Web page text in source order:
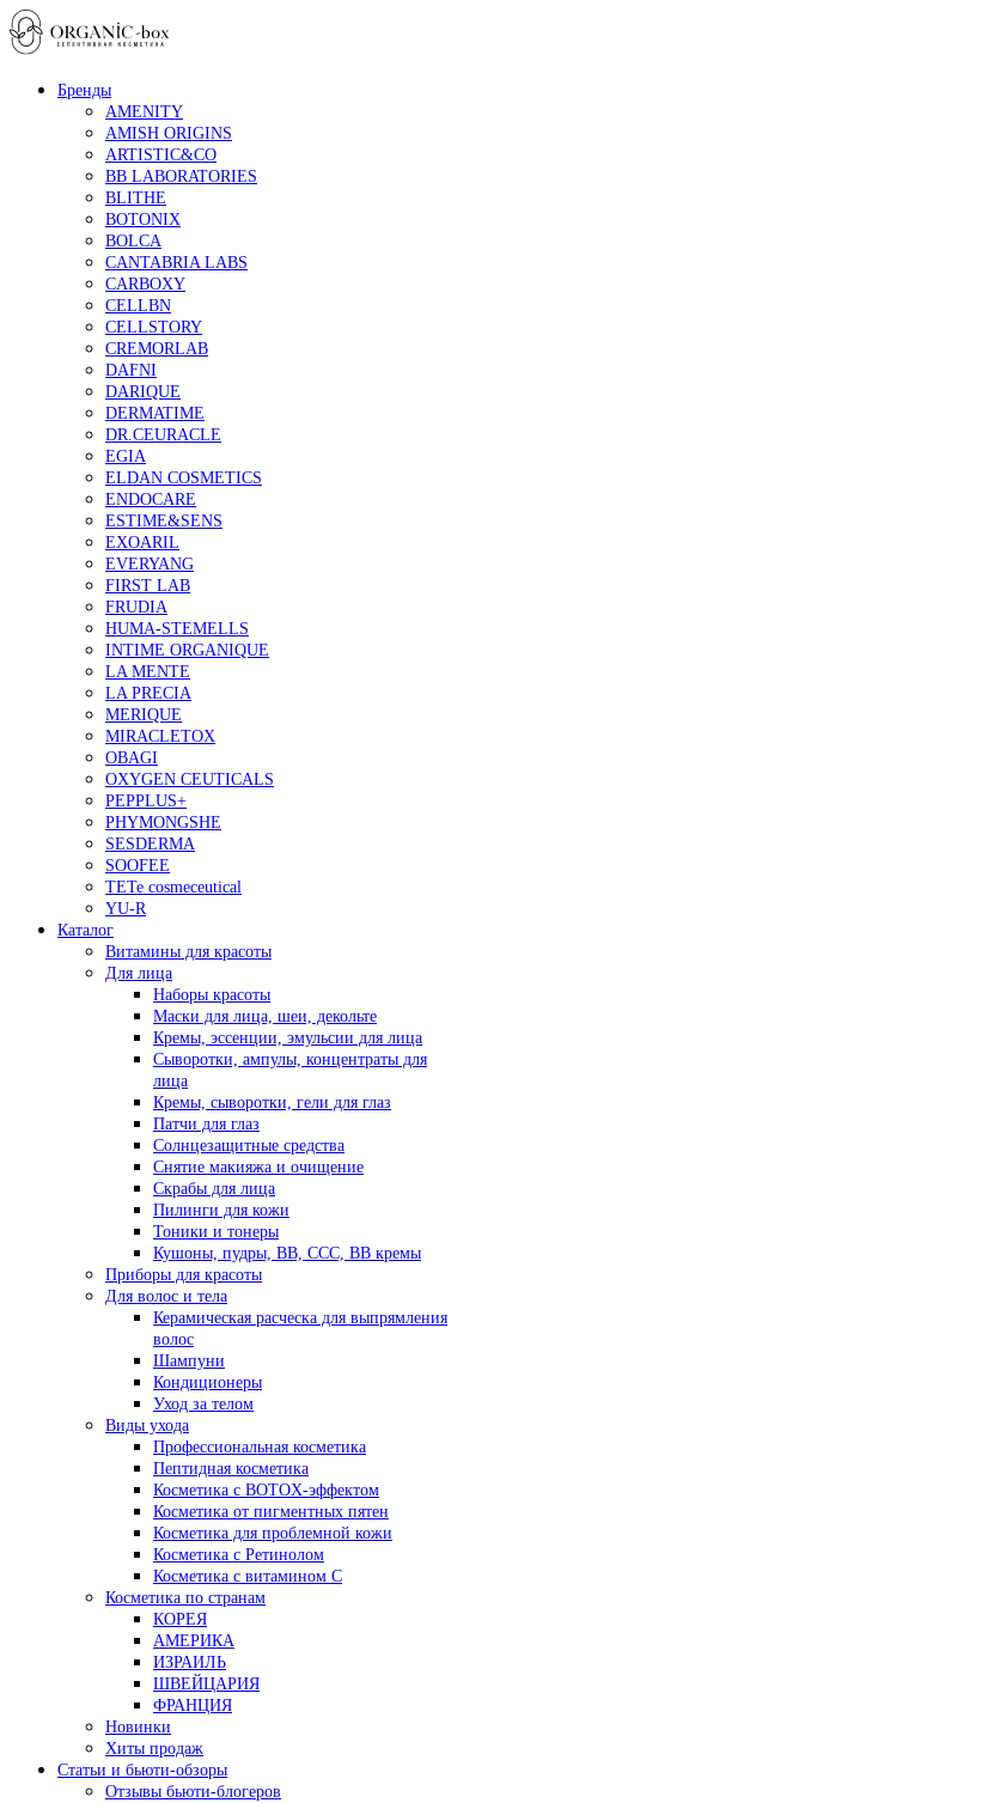
Бренды
AMENITY
AMISH ORIGINS
ARTISTIC&CO
BB LABORATORIES
BLITHE
BOTONIX
BOLCA
CANTABRIA LABS
CARBOXY
CELLBN
CELLSTORY
CREMORLAB
DAFNI
DARIQUE
DERMATIME
DR.CEURACLE
EGIA
ELDAN COSMETICS
ENDOCARE
ESTIME&SENS
EXOARIL
EVERYANG
FIRST LAB
FRUDIA
HUMA-STEMELLS
INTIME ORGANIQUE
LA MENTE
LA PRECIA
MERIQUE
MIRACLETOX
OBAGI
OXYGEN CEUTICALS
PEPPLUS+
PHYMONGSHE
SESDERMA
SOOFEE
TETe cosmeceutical
YU-R
Каталог
Витамины для красоты
Для лица
Наборы красоты
Маски для лица, шеи, декольте
Кремы, эссенции, эмульсии для лица
Сыворотки, ампулы, концентраты для
лица
Кремы, сыворотки, гели для глаз
Патчи для глаз
Солнцезащитные средства
Снятие макияжа и очищение
Скрабы для лица
Пилинги для кожи
Тоники и тонеры
Кушоны, пудры, ВВ, ССС, ВВ кремы
Приборы для красоты
Для волос и тела
Керамическая расческа для выпрямления
волос
Шампуни
Кондиционеры
Уход за телом
Виды ухода
Профессиональная косметика
Пептидная косметика
Косметика с BOTOX-эффектом
Косметика от пигментных пятен
Косметика для проблемной кожи
Косметика с Ретинолом
Косметика с витамином С
Косметика по странам
КОРЕЯ
АМЕРИКА
ИЗРАИЛЬ
ШВЕЙЦАРИЯ
ФРАНЦИЯ
Новинки
Хиты продаж
Статьи и бьюти-обзоры
Отзывы бьюти-блогеров